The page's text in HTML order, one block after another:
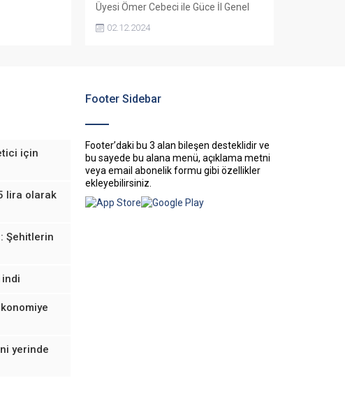
Üyesi Ömer Cebeci ile Güce İl Genel
karşılıklı açıklamalarla yeniden
02.12.2024
için
lira olarak
Şehitlerin
indi
yerinde
Footer Sidebar
Footer’daki bu 3 alan bileşen desteklidir ve
bu sayede bu alana menü, açıklama metni
veya email abonelik formu gibi özellikler
ekleyebilirsiniz.